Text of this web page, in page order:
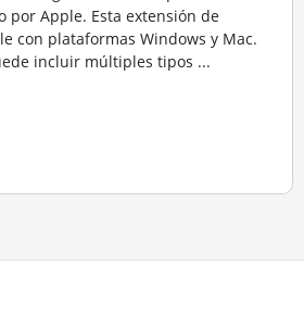
por Apple. Esta extensión de
con plataformas Windows y Mac.
incluir múltiples tipos ...